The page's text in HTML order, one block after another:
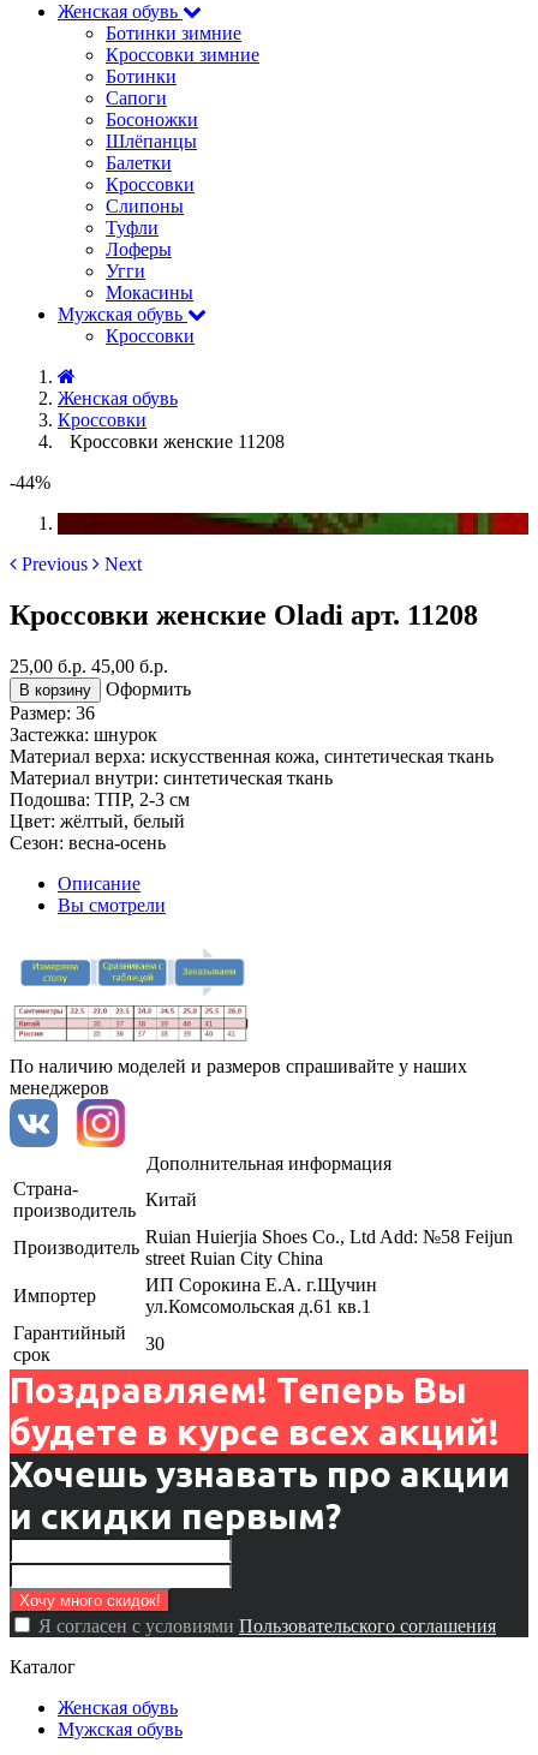
Женская обувь
Ботинки зимние
Кроссовки зимние
Ботинки
Сапоги
Босоножки
Шлёпанцы
Балетки
Кроссовки
Слипоны
Туфли
Лоферы
Угги
Мокасины
Мужская обувь
Кроссовки
Женская обувь
Кроссовки
Кроссовки женские 11208
-44%
Previous Next
Кроссовки женские Oladi арт. 11208
25,00 б.р. 45,00 б.р.
В корзину
Оформить
Размер: 36
Застежка: шнурок
Материал верха: искусственная кожа, синтетическая ткань
Материал внутри: синтетическая ткань
Подошва: ТПР, 2-3 см
Цвет: жёлтый, белый
Сезон: весна-осень
Описание
Вы смотрели
По наличию моделей и размеров спрашивайте у наших
менеджеров
Дополнительная информация
Страна-
производитель
Китай
Производитель
Ruian Huierjia Shoes Co., Ltd Add: №58 Feijun
street Ruian City China
Импортер
ИП Сорокина Е.А. г.Щучин
ул.Комсомольская д.61 кв.1
Гарантийный
срок
30
Поздравляем! Теперь Вы
будете в курсе всех акций!
Хочешь узнавать про акции
и скидки первым?
Я согласен с условиями Пользовательского соглашения
Каталог
Женская обувь
Мужская обувь